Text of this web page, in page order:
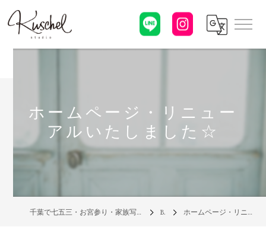
ホームページ・リニュー
アルいたしました☆
千葉で七五三・お宮参り・家族写真の写真館なら「クシェルスタジオ」 Blog ホームページ・リニューアルいたしました☆